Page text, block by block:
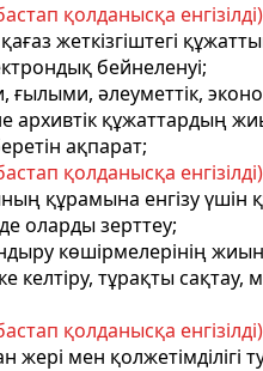
қолданысқа енгізілді)
жеткізгіштегі
бейнеленуі;
ғылыми, әлеуметтік,
архивтік құжаттардың
ақпарат;
қолданысқа енгізілді)
құрамына енгізу үшін
оларды зерттеу;
көшірмелерінің
тұрақты сақтау,
қолданысқа енгізілді)
мен қолжетімділігі